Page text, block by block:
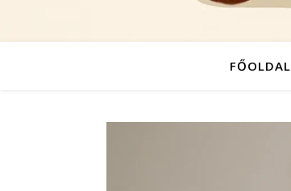
FŐOLDAL